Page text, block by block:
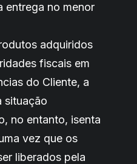
entrega no menor
adquiridos
fiscais em
do Cliente, a
situação
no entanto, isenta
vez que os
liberados pela